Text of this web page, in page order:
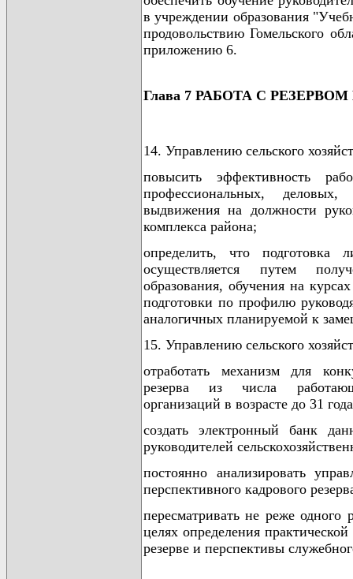
в учреждении образования
продовольствию Гомельского
приложению 6.
Глава 7 РАБОТА С
14. Управлению сельского
повысить эффективность
профессиональных,
выдвижения на должности
комплекса района;
определить, что подготовка
осуществляется путем
образования, обучения на
подготовки по профилю
аналогичных планируемой к
15. Управлению сельского
отработать механизм для
резерва из числа
организаций в возрасте до 31
создать электронный банк
руководителей
постоянно анализировать
перспективного кадрового
пересматривать не реже одного
целях определения
резерве и перспективы